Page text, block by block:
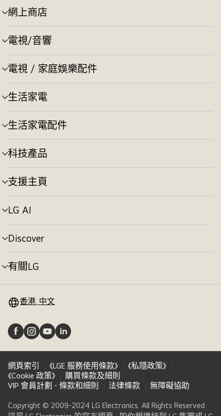
網上商店
選
單
切
換
電視/音響
選
單
切
換
電視 / 家庭娛樂配件
選
單
切
換
生活家電
選
單
切
換
生活家電配件
選
單
切
換
科技產品
選
單
切
換
支援主頁
選
單
切
換
LG AI
選
單
切
換
Discover
選
單
切
換
有關LG
選
換 香港, 中文
網頁索引 《LGE 服務使用條款》
《私隱政策》
《Cookie 政策》
購買條款及細則
VIP 會員計劃 - 條款和細則
法律條款 無障礙協助
Copyright © 2009-2024 LG Electronics. All Rights Reserved